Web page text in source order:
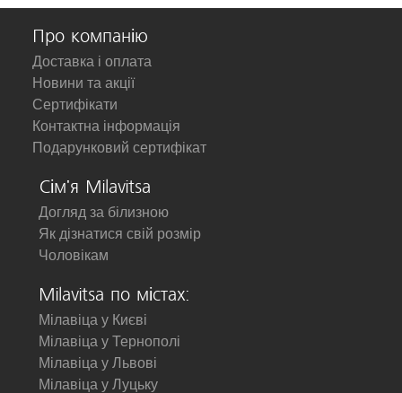
Про компанію
Доставка і оплата
Новини та акції
Сертифікати
Контактна інформація
Подарунковий сертифікат
Сім'я Milavitsa
Догляд за білизною
Як дізнатися свій розмір
Чоловікам
Milavitsa по містах:
Мілавіца у Києві
Мілавіца у Тернополі
Мілавіца у Львові
Мілавіца у Луцьку